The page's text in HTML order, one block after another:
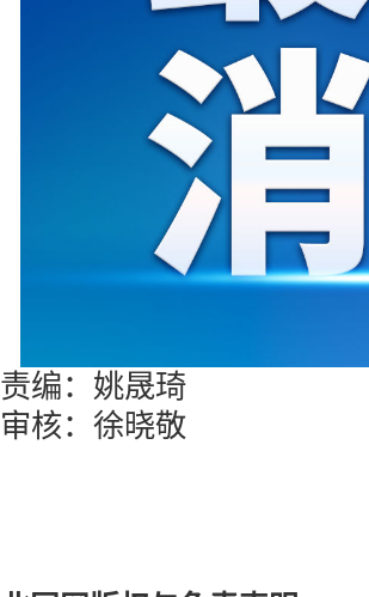
责编：姚晟琦
审核：徐晓敬